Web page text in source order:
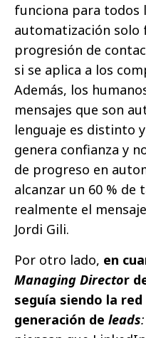
funciona para todos
automatización solo
progresión de
si se aplica a los
Además, los
mensajes que son
lenguaje es distinto
genera confianza y
de progreso en
alcanzar un 60 % de
realmente el
Jordi Gili.
Por otro lado, en
Managing Director
seguía siendo la
generación de leads: